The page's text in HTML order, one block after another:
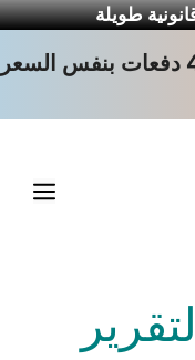
طويلة